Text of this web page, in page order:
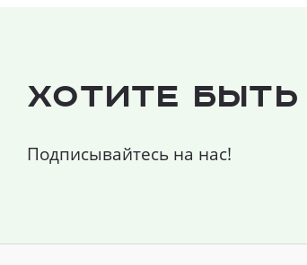
Хотите
Подписывайтесь на нас!